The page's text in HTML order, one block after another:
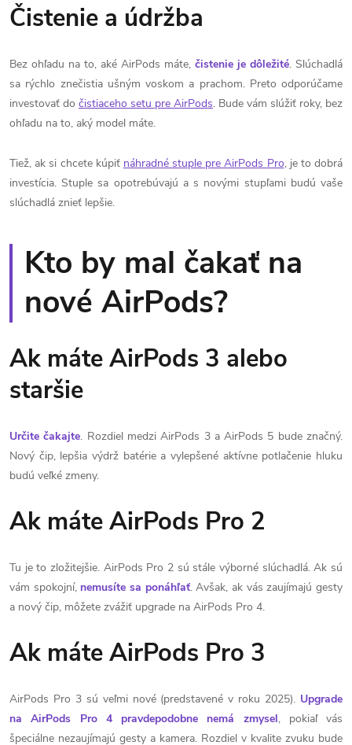
Čistenie a údržba
Bez ohľadu na to, aké AirPods máte, čistenie je dôležité. Slúchadlá
sa rýchlo znečistia ušným voskom a prachom. Preto odporúčame
investovať do čistiaceho setu pre AirPods. Bude vám slúžiť roky, bez
ohľadu na to, aký model máte.
Tiež, ak si chcete kúpiť náhradné stuple pre AirPods Pro, je to dobrá
investícia. Stuple sa opotrebúvajú a s novými stupľami budú vaše
slúchadlá znieť lepšie.
Kto by mal čakať na
nové AirPods?
Ak máte AirPods 3 alebo
staršie
Určite čakajte. Rozdiel medzi AirPods 3 a AirPods 5 bude značný.
Nový čip, lepšia výdrž batérie a vylepšené aktívne potlačenie hluku
budú veľké zmeny.
Ak máte AirPods Pro 2
Tu je to zložitejšie. AirPods Pro 2 sú stále výborné slúchadlá. Ak sú
vám spokojní, nemusíte sa ponáhľať. Avšak, ak vás zaujímajú gesty
a nový čip, môžete zvážiť upgrade na AirPods Pro 4.
Ak máte AirPods Pro 3
AirPods Pro 3 sú veľmi nové (predstavené v roku 2025). Upgrade
na AirPods Pro 4 pravdepodobne nemá zmysel, pokiaľ vás
špeciálne nezaujímajú gesty a kamera. Rozdiel v kvalite zvuku bude